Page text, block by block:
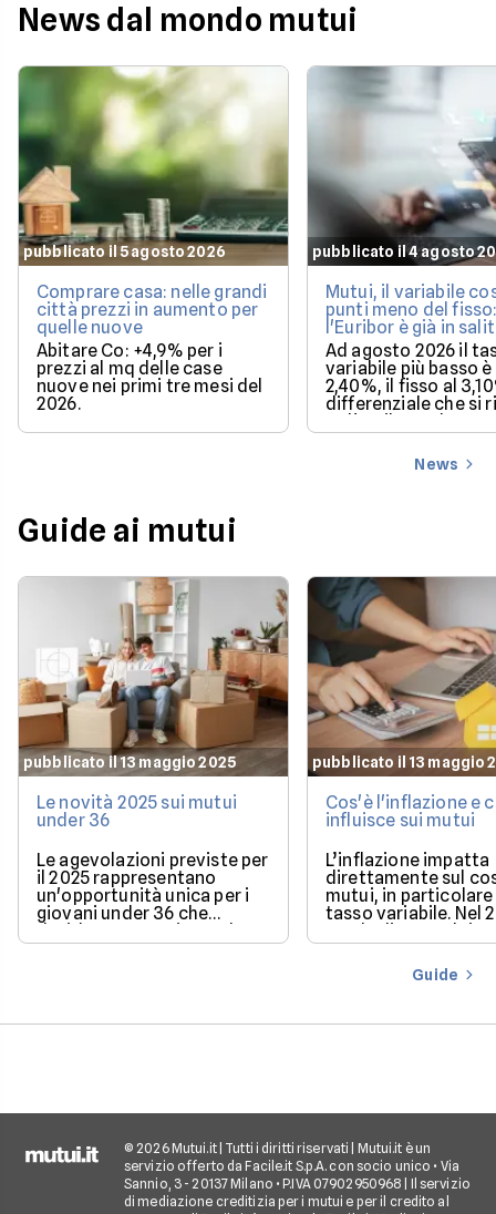
News dal mondo mutui
pubblicato il 5 agosto 2026
Comprare casa: nelle grandi
città prezzi in aumento per
quelle nuove
Abitare Co: +4,9% per i
prezzi al mq delle case
nuove nei primi tre mesi del
2026.
pubblicato il 4 agosto
Mutui, il variabile
punti meno del
l'Euribor è già in
Ad agosto 2026 il
variabile più basso è
2,40%, il fisso al
differenziale che si
se l'Euribor sale
previsto entro
News
Guide ai mutui
pubblicato il 13 maggio 2025
Le novità 2025 sui mutui
under 36
Le agevolazioni previste per
il 2025 rappresentano
un'opportunità unica per i
giovani under 36 che
desiderano acquistare la
loro prima casa.
pubblicato il 13 maggio
Cos'è l'inflazione e
influisce sui mutui
L’inflazione impatta
direttamente sul
mutui, in particolare
tasso variabile. Nel
con la discesa dei
il mercato offre
più favorevoli per
finanziareGuide
© 2026 Mutui.it | Tutti i diritti riservati | Mutui.it è un
servizio offerto da Facile.it S.p.A. con socio unico • Via
Sannio, 3 - 20137 Milano • P.IVA 07902950968 | Il servizio
di mediazione creditizia per i mutui e per il credito al